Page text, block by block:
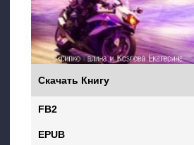
Скачать Книгу
FB2
EPUB